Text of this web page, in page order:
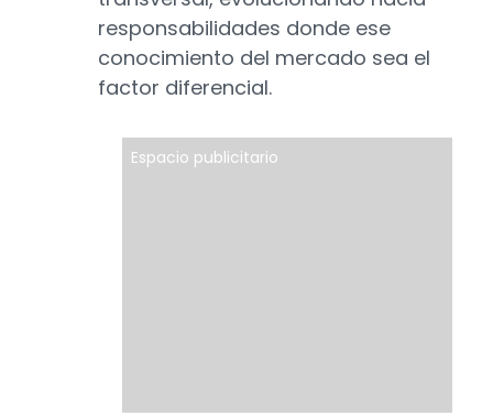
responsabilidades donde ese
conocimiento del mercado sea el
factor diferencial.
Espacio publicitario